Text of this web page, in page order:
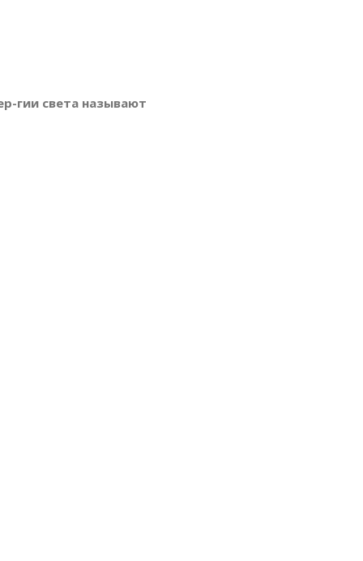
гии света называют